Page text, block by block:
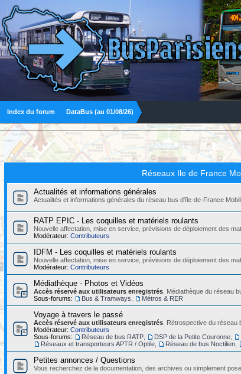
Index du forum DataBus (au 01/08/26)
Réseaux Ile de France
Actualités et informations générales
Actualités et informations générales du réseau bus d'île-de-France
RATP EPIC - Les coquilles et matériels roulants
Nouvelle affectation, mise en service, prévisions de déploiement des
Modérateur: Contributeurs
IDFM - Les coquilles et matériels roulants
Nouvelle affectation, mise en service, prévisions de déploiement des
Modérateur: Contributeurs
Médiathèque - Photos et Vidéos
Accès réservé aux utilisateurs enregistrés . Médiathèque du réseau
Sous-forums:
Bus & Tramways Métros & RER
Voyage à travers le passé
Accès réservé aux utilisateurs enregistrés . Rétrospective du réseau
Modérateur: Contributeurs
Sous-forums:
Réseau de bus RATP DSP de la Petite Couronne
Réseaux et transporteurs APTR / Optile
Réseau de bus Noctilien
Petites annonces / Questions
Vous recherchez de la documentation, des archives ou simplement